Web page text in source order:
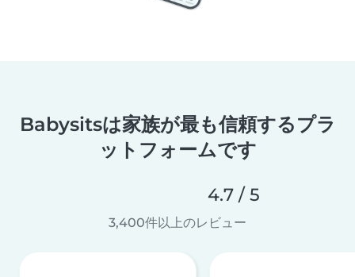
Babysitsは家族が最も信頼するプラ
ットフォームです
4.7 / 5
3,400件以上のレビュー